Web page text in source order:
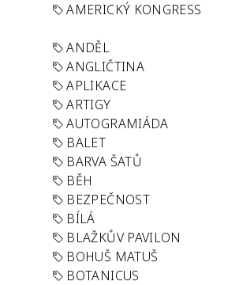
AMERICKÝ KONGRESS
ANDĚL
ANGLIČTINA
APLIKACE
ARTIGY
AUTOGRAMIÁDA
BALET
BARVA ŠATŮ
BĚH
BEZPEČNOST
BÍLÁ
BLAŽKŮV PAVILON
BOHUŠ MATUŠ
BOTANICUS